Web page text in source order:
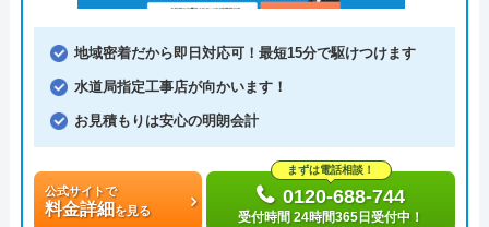
地域密着だから即日対応可！最短15分で駆けつけます
水道局指定工事店が向かいます！
お見積もりは安心の明朗会計
公式サイトで
料金詳細を見る
まずは電話相談！
0120-688-744
受付時間 24時間365日受付中！